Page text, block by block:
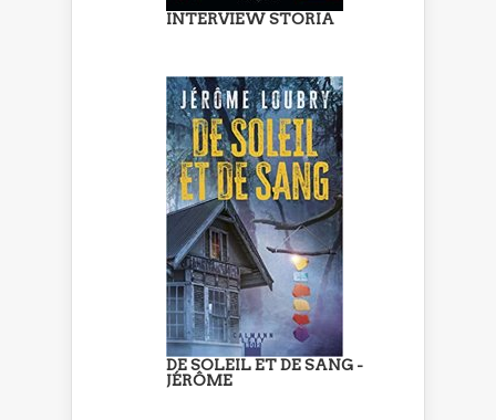
INTERVIEW STORIA
DE SOLEIL ET DE SANG -
JÉRÔME